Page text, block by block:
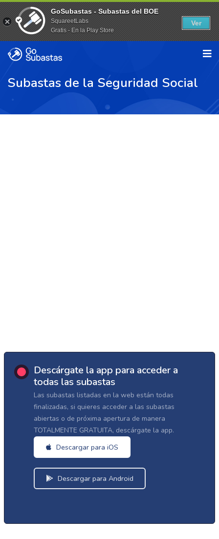
Subastas de la Seguridad Social
Descárgate la app para acceder a
todas las subastas
Las subastas listadas en la web están todas
finalizadas, si quieres acceder a las subastas
abiertas o de próxima apertura de manera
TOTALMENTE GRATUITA, descárgate la app.
Descargar para iOS
Descargar para Android
GoSubastas - Subastas del BOE
SquareetLabs
Gratis - En la Play Store
Ver